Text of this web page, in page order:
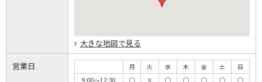
大きな地図で見る
営業日 月 火 水 木 金 土
日
9:00～12:30
◯ × ◯ ◯ ◯ ◯
◯